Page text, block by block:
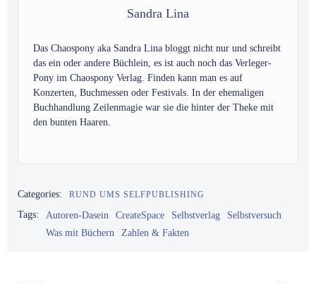
Sandra Lina
Das Chaospony aka Sandra Lina bloggt nicht nur und schreibt
das ein oder andere Büchlein, es ist auch noch das Verleger-
Pony im Chaospony Verlag. Finden kann man es auf
Konzerten, Buchmessen oder Festivals. In der ehemaligen
Buchhandlung Zeilenmagie war sie die hinter der Theke mit
den bunten Haaren.
Categories: RUND UMS SELFPUBLISHING
Tags: Autoren-Dasein CreateSpace Selbstverlag
Selbstversuch
Was mit Büchern
Zahlen & Fakten